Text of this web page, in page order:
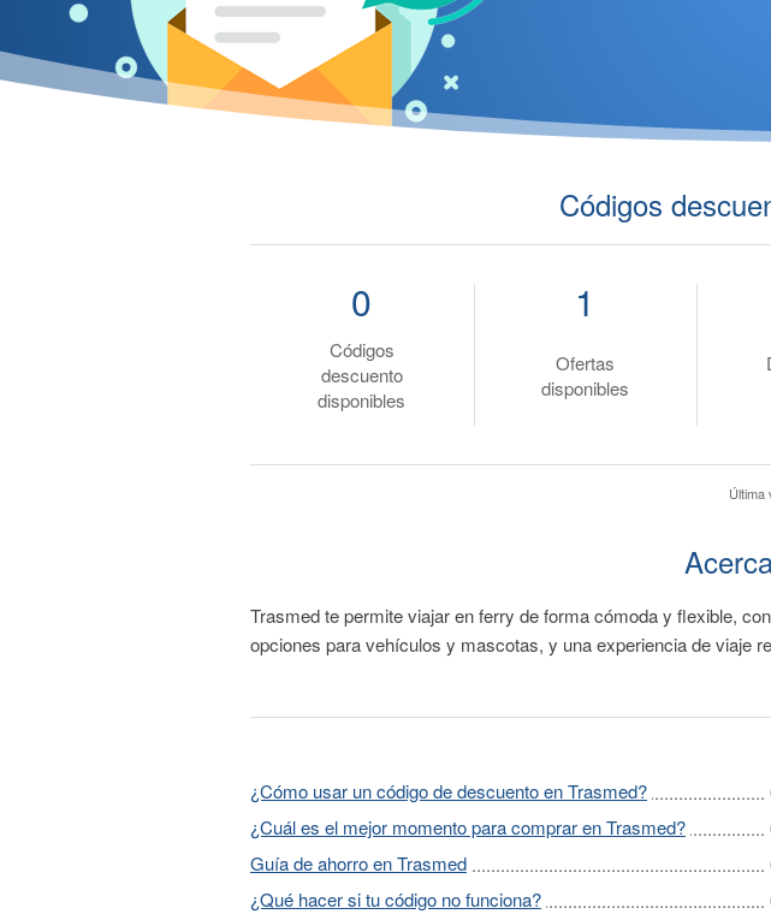
Códigos
Códigos
descuento
disponibles
0
Ofertas
disponibles
1
Última
Trasmed te permite viajar en ferry de forma cómoda y flexible,
opciones para vehículos y mascotas, y una experiencia de viaje
¿Cómo usar un código de descuento en Trasmed?
¿Cuál es el mejor momento para comprar en Trasmed?
Guía de ahorro en Trasmed
¿Qué hacer si tu código no funciona?